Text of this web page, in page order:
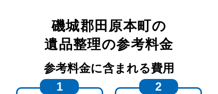
磯城郡田原本町の
遺品整理の参考料金
参考料金に含まれる費用
1
2